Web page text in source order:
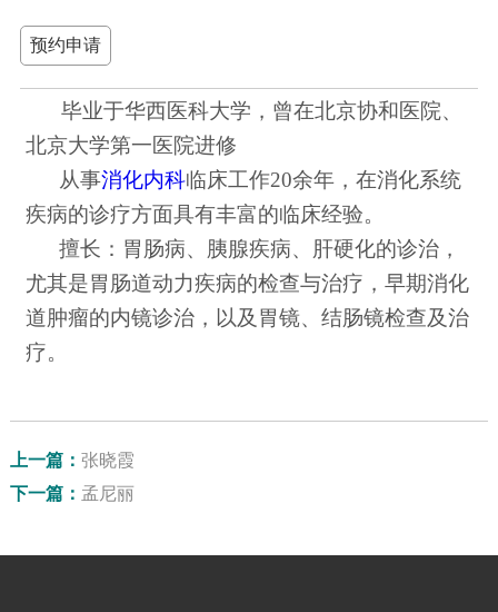
预约申请
毕业于华西医科大学，曾在北京协和医院、
北京大学第一医院进修
从事消化内科临床工作20余年，在消化系统
疾病的诊疗方面具有丰富的临床经验。
擅长：胃肠病、胰腺疾病、肝硬化的诊治，
尤其是胃肠道动力疾病的检查与治疗，早期消化
道肿瘤的内镜诊治，以及胃镜、结肠镜检查及治
疗。
上一篇： 张晓霞
下一篇： 孟尼丽